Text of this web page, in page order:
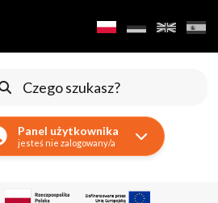
Panel użytkownika
jesteś nie zalogowany/a